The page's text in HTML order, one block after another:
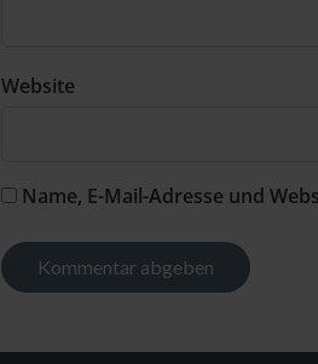
Website
Name, E-Mail-Adresse und